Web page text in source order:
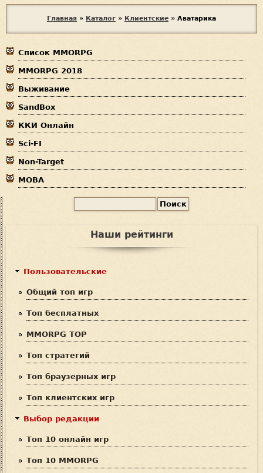
п
м
е
р
ы
з
д
е
с
ь
Главная » Каталог » Клиентские » Аватарика
Список MMORPG
MMORPG 2018
Выживание
SandBox
ККИ Онлайн
Sci-FI
Non-Target
MOBA
Наши рейтинги
Пользовательские
Общий топ игр
Топ бесплатных
MMORPG TOP
Топ стратегий
Топ браузерных игр
Топ клиентских игр
Выбор редакции
Топ 10 онлайн игр
Топ 10 MMORPG